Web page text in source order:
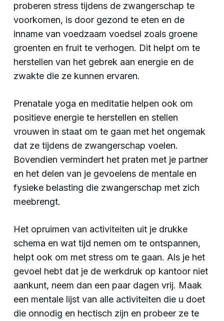
proberen stress tijdens de zwangerschap te
voorkomen, is door gezond te eten en de
inname van voedzaam voedsel zoals groene
groenten en fruit te verhogen. Dit helpt om te
herstellen van het gebrek aan energie en de
zwakte die ze kunnen ervaren.
Prenatale yoga en meditatie helpen ook om
positieve energie te herstellen en stellen
vrouwen in staat om te gaan met het ongemak
dat ze tijdens de zwangerschap voelen.
Bovendien vermindert het praten met je partner
en het delen van je gevoelens de mentale en
fysieke belasting die zwangerschap met zich
meebrengt.
Het opruimen van activiteiten uit je drukke
schema en wat tijd nemen om te ontspannen,
helpt ook om met stress om te gaan. Als je het
gevoel hebt dat je de werkdruk op kantoor niet
aankunt, neem dan een paar dagen vrij. Maak
een mentale lijst van alle activiteiten die u doet
die onnodig en hectisch zijn en probeer ze te